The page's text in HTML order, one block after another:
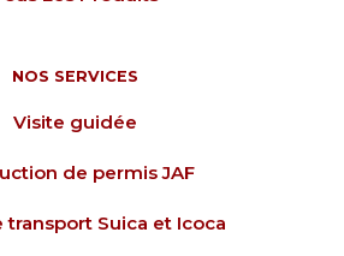
NOS SERVICES
Visite guidée
de permis JAF
transport Suica et Icoca